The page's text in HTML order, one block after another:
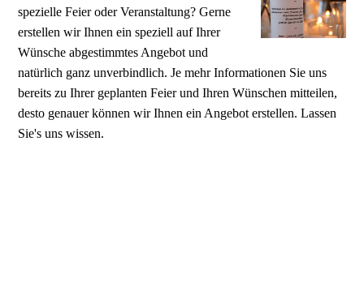
spezielle Feier oder Veranstaltung? Gerne
erstellen wir Ihnen ein speziell auf Ihrer
Wünsche abgestimmtes Angebot und
natürlich ganz unverbindlich. Je mehr Informationen Sie uns
bereits zu Ihrer geplanten Feier und Ihren Wünschen mitteilen,
desto genauer können wir Ihnen ein Angebot erstellen. Lassen
Sie's uns wissen.